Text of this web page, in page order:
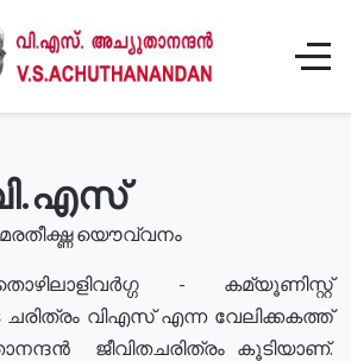
യൌവ്വനം
- കമ്യൂണിസ്റ്റ്
വിഎസ് എന്ന വേലിക്കകത്ത്
ജീവിതചരിത്രം കൂടിയാണ്.